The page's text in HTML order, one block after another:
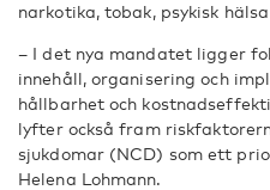
narkotika, tobak, psykisk
– I det nya mandatet ligger
innehåll, organisering och
hållbarhet och
lyfter också fram
sjukdomar (NCD) som ett
Helena Lohmann.